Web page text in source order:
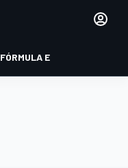
FÓRMULA E